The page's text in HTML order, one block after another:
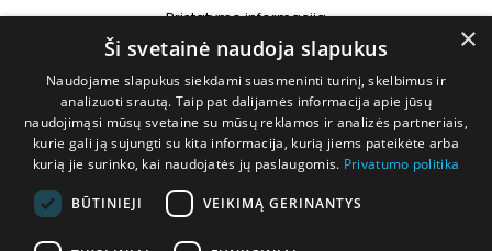
Pristatymo informacija
Prekių grąžinimas
Kontaktai
+370 677 31358
info@deshop.lt
×
Ši svetainė naudoja slapukus
Naudojame slapukus siekdami suasmeninti turinį, skelbimus ir
analizuoti srautą. Taip pat dalijamės informacija apie jūsų
naudojimąsi mūsų svetaine su mūsų reklamos ir analizės partneriais,
kurie gali ją sujungti su kita informacija, kurią jiems pateikėte arba
kurią jie surinko, kai naudojatės jų paslaugomis. Privatumo politika
BŪTINIEJI VEIKIMĄ GERINANTYS